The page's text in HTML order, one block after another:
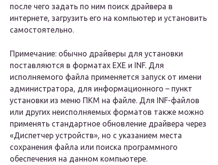
после чего задать по ним поиск драйвера в
интернете, загрузить его на компьютер и установить
самостоятельно.
Примечание: обычно драйверы для установки
поставляются в форматах EXE и INF. Для
исполняемого файла применяется запуск от имени
администратора, для информационного – пункт
установки из меню ПКМ на файле. Для INF-файлов
или других неисполняемых форматов также можно
применять стандартное обновление драйвера через
«Диспетчер устройств», но с указанием места
сохранения файла или поиска программного
обеспечения на данном компьютере.